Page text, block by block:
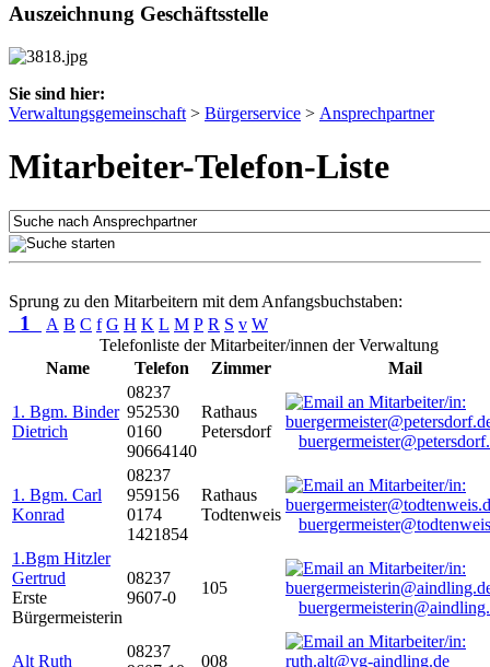
Auszeichnung Geschäftsstelle
Sie sind hier:
Verwaltungsgemeinschaft > Bürgerservice > Ansprechpartner
Mitarbeiter-Telefon-Liste
Sprung zu den Mitarbeitern mit dem Anfangsbuchstaben:
1 A B C f G H K L M P R S v W
Telefonliste der Mitarbeiter/innen der Verwaltung
Name
Telefon Zimmer Mail
1. Bgm. Binder
Dietrich
08237
952530
0160
90664140
Rathaus
Petersdorf
1. Bgm. Carl
Konrad
08237
959156
0174
1421854
Rathaus
Todtenweis
1.Bgm Hitzler
Gertrud
Erste
Bürgermeisterin
08237
9607-0
105
Alt Ruth
08237
008